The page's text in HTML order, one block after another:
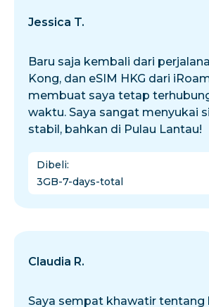
Jessica T.
Baru saja kembali dari
Kong, dan eSIM HKG dari
membuat saya tetap
waktu. Saya sangat menyukai
stabil, bahkan di Pulau Lantau!
Dibeli:
3GB-7-days-total
Claudia R.
Saya sempat khawatir tentang